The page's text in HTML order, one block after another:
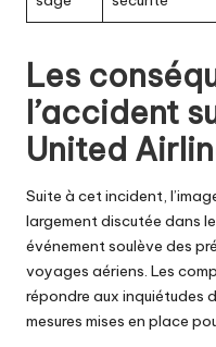
Les
l’accident
United
Suite à cet incident,
largement discutée dans
événement soulève des
voyages aériens. Les
répondre aux inquiétudes
mesures mises en place